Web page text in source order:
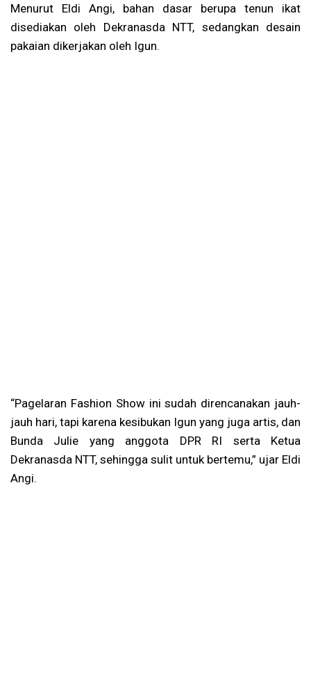
Menurut Eldi Angi, bahan dasar berupa tenun ikat
disediakan oleh Dekranasda NTT, sedangkan desain
pakaian dikerjakan oleh Igun.
“Pagelaran Fashion Show ini sudah direncanakan jauh-
jauh hari, tapi karena kesibukan Igun yang juga artis, dan
Bunda Julie yang anggota DPR RI serta Ketua
Dekranasda NTT, sehingga sulit untuk bertemu,” ujar Eldi
Angi.